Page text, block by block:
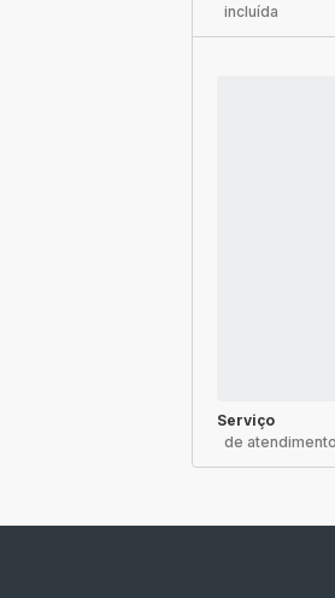
incluída
Serviço
de